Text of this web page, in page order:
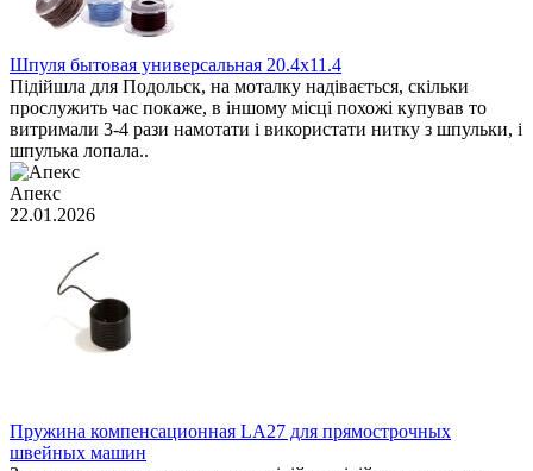
Шпуля бытовая универсальная 20.4x11.4
Підійшла для Подольск, на моталку надівається, скільки
прослужить час покаже, в іншому місці похожі купував то
витримали 3-4 рази намотати і використати нитку з шпульки, і
шпулька лопала..
Апекс
22.01.2026
Пружина компенсационная LA27 для прямострочных
швейных машин